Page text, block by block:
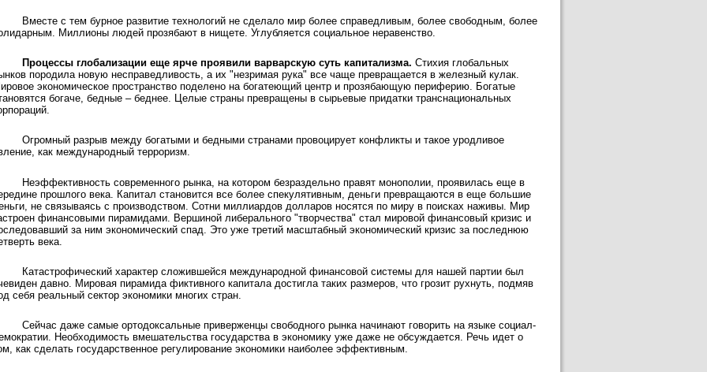
Вместе с тем бурное развитие технологий не сделало мир более справедливым, более свободным, более
Миллионы людей прозябают в нищете. Углубляется социальное неравенство.
Процессы глобализации еще ярче проявили варварскую суть капитализма. Стихия глобальных
породила новую несправедливость, а их "незримая рука" все чаще превращается в железный кулак.
экономическое пространство поделено на богатеющий центр и прозябающую периферию. Богатые
богаче, бедные – беднее. Целые страны превращены в сырьевые придатки транснациональных
Огромный разрыв между богатыми и бедными странами провоцирует конфликты и такое уродливое
как международный терроризм.
Неэффективность современного рынка, на котором безраздельно правят монополии, проявилась еще в
прошлого века. Капитал становится все более спекулятивным, деньги превращаются в еще большие
не связываясь с производством. Сотни миллиардов долларов носятся по миру в поисках наживы. Мир
финансовыми пирамидами. Вершиной либерального "творчества" стал мировой финансовый кризис и
за ним экономический спад. Это уже третий масштабный экономический кризис за последнюю
века.
Катастрофический характер сложившейся международной финансовой системы для нашей партии был
давно. Мировая пирамида фиктивного капитала достигла таких размеров, что грозит рухнуть, подмяв
себя реальный сектор экономики многих стран.
Сейчас даже самые ортодоксальные приверженцы свободного рынка начинают говорить на языке социал-
Необходимость вмешательства государства в экономику уже даже не обсуждается. Речь идет о
как сделать государственное регулирование экономики наиболее эффективным.